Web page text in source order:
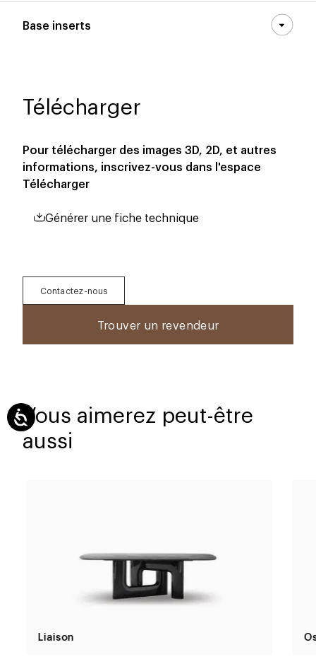
Base inserts
Télécharger
Pour télécharger des images 3D, 2D, et autres
informations, inscrivez-vous dans l'espace
Télécharger
Générer une fiche technique
Contactez-nous
Trouver un revendeur
Vous aimerez peut-être
aussi
Liaison